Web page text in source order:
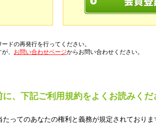
ドの再発行を行ってください。
、 お問い合わせページからお問い合わせください。
、下記ご利用規約をよくお読みくだ
ってのあなたの権利と義務が規定されておりま